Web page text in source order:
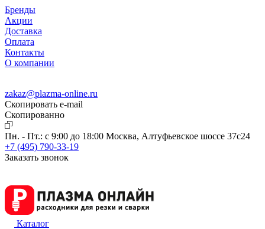
Бренды
Акции
Доставка
Оплата
Контакты
О компании
zakaz@plazma-online.ru
Скопировать e-mail
Cкопированно
Пн. - Пт.: с 9:00 до 18:00 Москва, Алтуфьевское шоссе 37с24
+7 (495) 790-33-19
Заказать звонок
Каталог